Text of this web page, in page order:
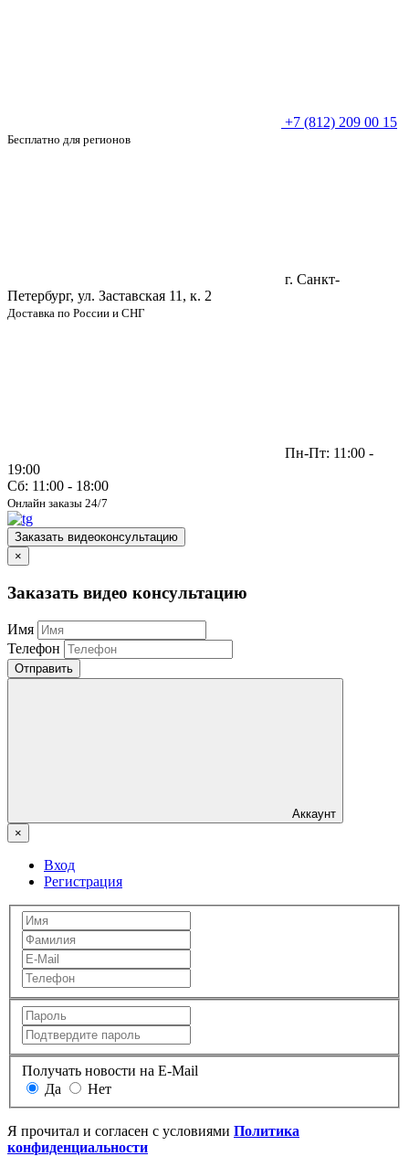
+7 (812) 209 00 15
Бесплатно для регионов
г. Санкт-
Петербург, ул. Заставская 11, к. 2
Доставка по России и СНГ
Пн-Пт: 11:00 -
19:00
Сб: 11:00 - 18:00
Онлайн заказы 24/7
Заказать видеоконсультацию
×
Заказать видео консультацию
Имя
Телефон
Отправить
Аккаунт
×
Вход
Регистрация
Получать новости на E-Mail
Да
Нет
Я прочитал и согласен с условиями Политика
конфиденциальности